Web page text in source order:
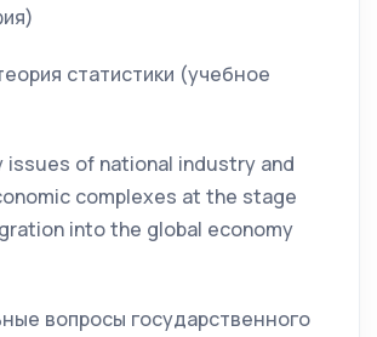
статистики (учебное
issues of national industry and
complexes at the stage
into the global economy
вопросы государственного